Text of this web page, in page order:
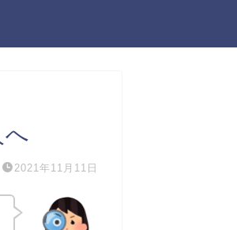
2021年11月11日